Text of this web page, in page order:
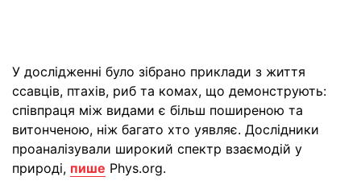
У дослідженні було зібрано приклади з життя
ссавців, птахів, риб та комах, що демонструють:
співпраця між видами є більш поширеною та
витонченою, ніж багато хто уявляє. Дослідники
проаналізували широкий спектр взаємодій у
природі, пише Phys.org.